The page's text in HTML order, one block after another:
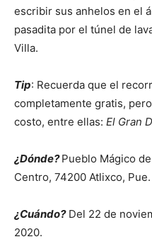
escribir sus anhelos en el
pasadita por el túnel de
Villa.
Tip: Recuerda que el
completamente gratis,
costo, entre ellas: El Gran
¿Dónde?Pueblo Mágico
Centro, 74200 Atlixco, Pue.
¿Cuándo?Del 22 de
2020.